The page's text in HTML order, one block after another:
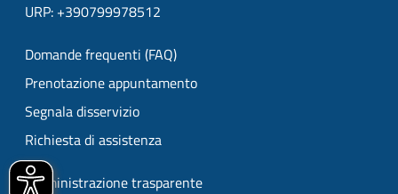
URP: +390799978512
Domande frequenti (FAQ)
Prenotazione appuntamento
Segnala disservizio
Richiesta di assistenza
Amministrazione trasparente